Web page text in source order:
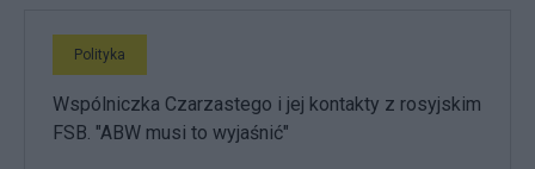
Polityka
Wspólniczka Czarzastego i jej kontakty z rosyjskim
FSB. "ABW musi to wyjaśnić"